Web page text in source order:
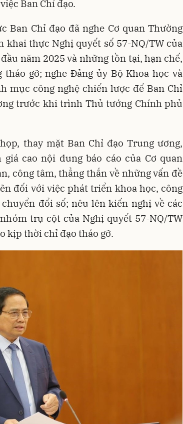
Ban Chỉ đạo.
Ban Chỉ đạo đã nghe Cơ quan Thường
thực Nghị quyết số 57-NQ/TW của
năm 2025 và những tồn tại, hạn chế,
gỡ; nghe Đảng ủy Bộ Khoa học và
mục công nghệ chiến lược để Ban Chỉ
trước khi trình Thủ tướng Chính phủ
thay mặt Ban Chỉ đạo Trung ương,
cao nội dung báo cáo của Cơ quan
công tâm, thẳng thắn về những vấn đề
đối với việc phát triển khoa học, công
đổi số; nêu lên kiến nghị về các
trụ cột của Nghị quyết 57-NQ/TW
kịp thời chỉ đạo tháo gỡ.